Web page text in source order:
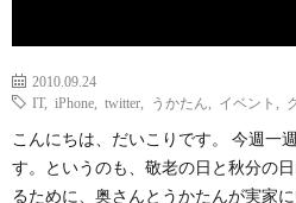
2010.09.24
IT, iPhone twitter うかたん イベント
こんにちは、だいこりです。 今週一
す。というのも、敬老の日と秋分の
るために、奥さんとうかたんが実家